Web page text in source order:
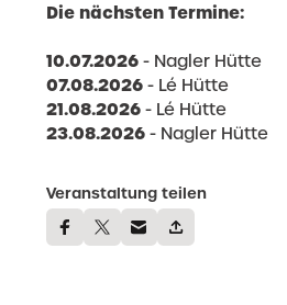
Die nächsten Termine:
10.07.2026 - Nagler Hütte
07.08.2026 - Lé Hütte
21.08.2026 - Lé Hütte
23.08.2026 - Nagler Hütte
Veranstaltung teilen